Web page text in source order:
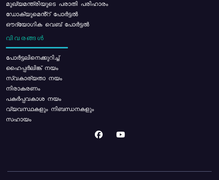
മുഖ്യമന്ത്രിയുടെ പരാതി പരിഹാരം
ഡോക്യുമെൻ്റ് പോർട്ടൽ
ഔദ്യോഗിക വെബ് പോർട്ടൽ
വിവരങ്ങൾ
പോര്‍ട്ടലിനെക്കുറിച്ച്
ഹൈപ്പർലിങ്ക് നയം
സ്വകാര്യതാ നയം
നിരാകരണം
പകർപ്പവകാശ നയം
വ്യവസ്ഥകളും നിബന്ധനകളും
സഹായം